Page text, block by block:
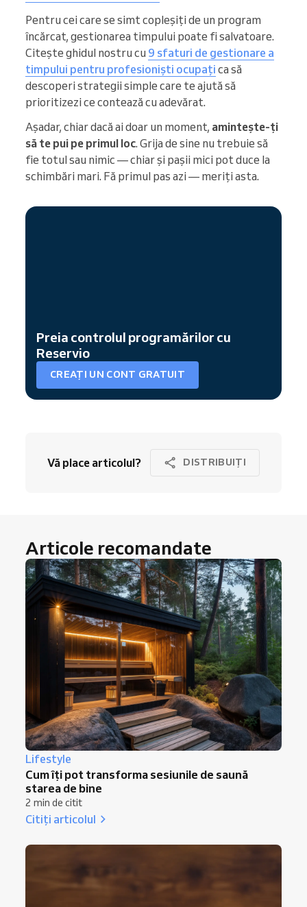
Pentru cei care se simt copleșiți de un program
încărcat, gestionarea timpului poate fi salvatoare.
Citește ghidul nostru cu 9 sfaturi de gestionare a
timpului pentru profesioniști ocupați ca să
descoperi strategii simple care te ajută să
prioritizezi ce contează cu adevărat.
Așadar, chiar dacă ai doar un moment, amintește-ți
să te pui pe primul loc. Grija de sine nu trebuie să
fie totul sau nimic — chiar și pașii mici pot duce la
schimbări mari. Fă primul pas azi — meriți asta.
Preia controlul programărilor cu
Reservio
CREAȚI UN CONT GRATUIT
Vă place articolul? DISTRIBUIȚI
Articole recomandate
Lifestyle
Cum îți pot transforma sesiunile de saună
starea de bine
2 min de citit
Citiți articolul